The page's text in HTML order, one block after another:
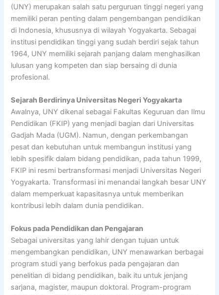
(UNY) merupakan salah satu perguruan tinggi negeri yang
memiliki peran penting dalam pengembangan pendidikan
di Indonesia, khususnya di wilayah Yogyakarta. Sebagai
institusi pendidikan tinggi yang sudah berdiri sejak tahun
1964, UNY memiliki sejarah panjang dalam menghasilkan
lulusan yang kompeten dan siap bersaing di dunia
profesional.
Sejarah Berdirinya Universitas Negeri Yogyakarta
Awalnya, UNY dikenal sebagai Fakultas Keguruan dan Ilmu
Pendidikan (FKIP) yang menjadi bagian dari Universitas
Gadjah Mada (UGM). Namun, dengan perkembangan
pesat dan kebutuhan untuk membangun institusi yang
lebih spesifik dalam bidang pendidikan, pada tahun 1999,
FKIP ini resmi bertransformasi menjadi Universitas Negeri
Yogyakarta. Transformasi ini menandai langkah besar UNY
dalam memperkuat kapasitasnya untuk memberikan
kontribusi lebih dalam dunia pendidikan.
Fokus pada Pendidikan dan Pengajaran
Sebagai universitas yang lahir dengan tujuan untuk
mengembangkan pendidikan, UNY menawarkan berbagai
program studi yang berfokus pada pengajaran dan
penelitian di bidang pendidikan, baik itu untuk jenjang
sarjana, magister, maupun doktoral. Program-program